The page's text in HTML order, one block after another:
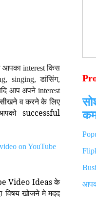
आपका interestकिस
singing, डांसिंग,
आप अपनेinterest
सीखने व करने के लिए
successful
on YouTube
Video Ideasके
विषय खोजने मे मदद